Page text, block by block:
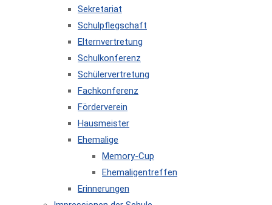
Sekretariat
Schulpflegschaft
Elternvertretung
Schulkonferenz
Schülervertretung
Fachkonferenz
Förderverein
Hausmeister
Ehemalige
Memory-Cup
Ehemaligentreffen
Erinnerungen